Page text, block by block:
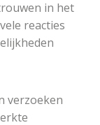
in het
reacties
verzoeken